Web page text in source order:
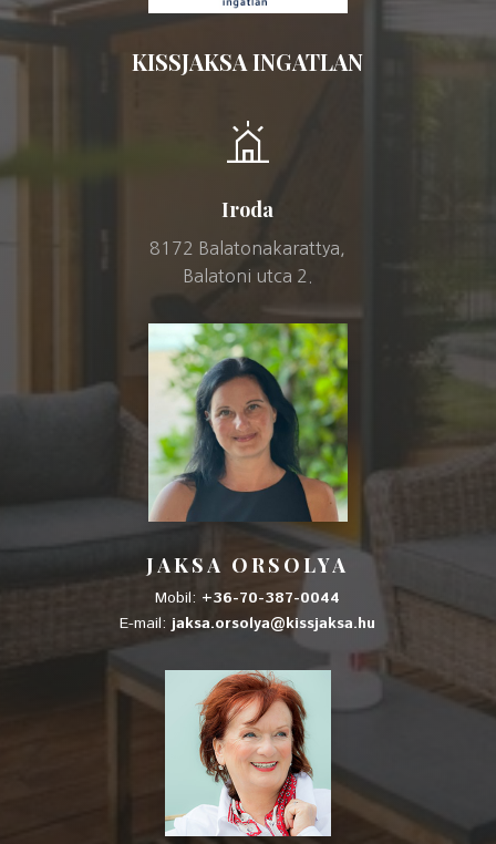
KISSJAKSA INGATLAN
Iroda
8172 Balatonakarattya,
Balatoni utca 2.
JAKSA ORSOLYA
Mobil: +36-70-387-0044
E-mail:jaksa.orsolya@kissjaksa.hu